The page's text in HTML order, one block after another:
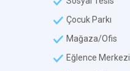
Çocuk Parkı
Mağaza/Ofis
Eğlence Merkezi